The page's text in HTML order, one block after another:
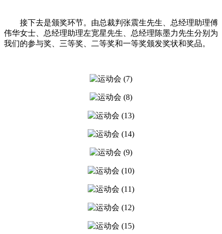
接下去是颁奖环节。由总裁判张震生先生、总经理助理傅
伟华女士、总经理助理左宽星先生、总经理陈墨力先生分别为
我们的参与奖、三等奖、二等奖和一等奖颁发奖状和奖品。